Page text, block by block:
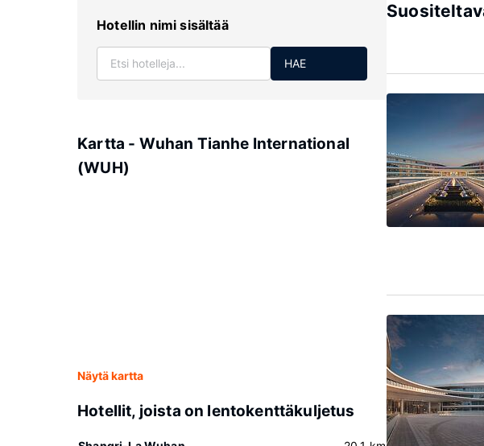
Hotellin nimi sisältää
HAE
Kartta - Wuhan Tianhe International
(WUH)
Näytä kartta
Hotellit, joista on lentokenttäkuljetus